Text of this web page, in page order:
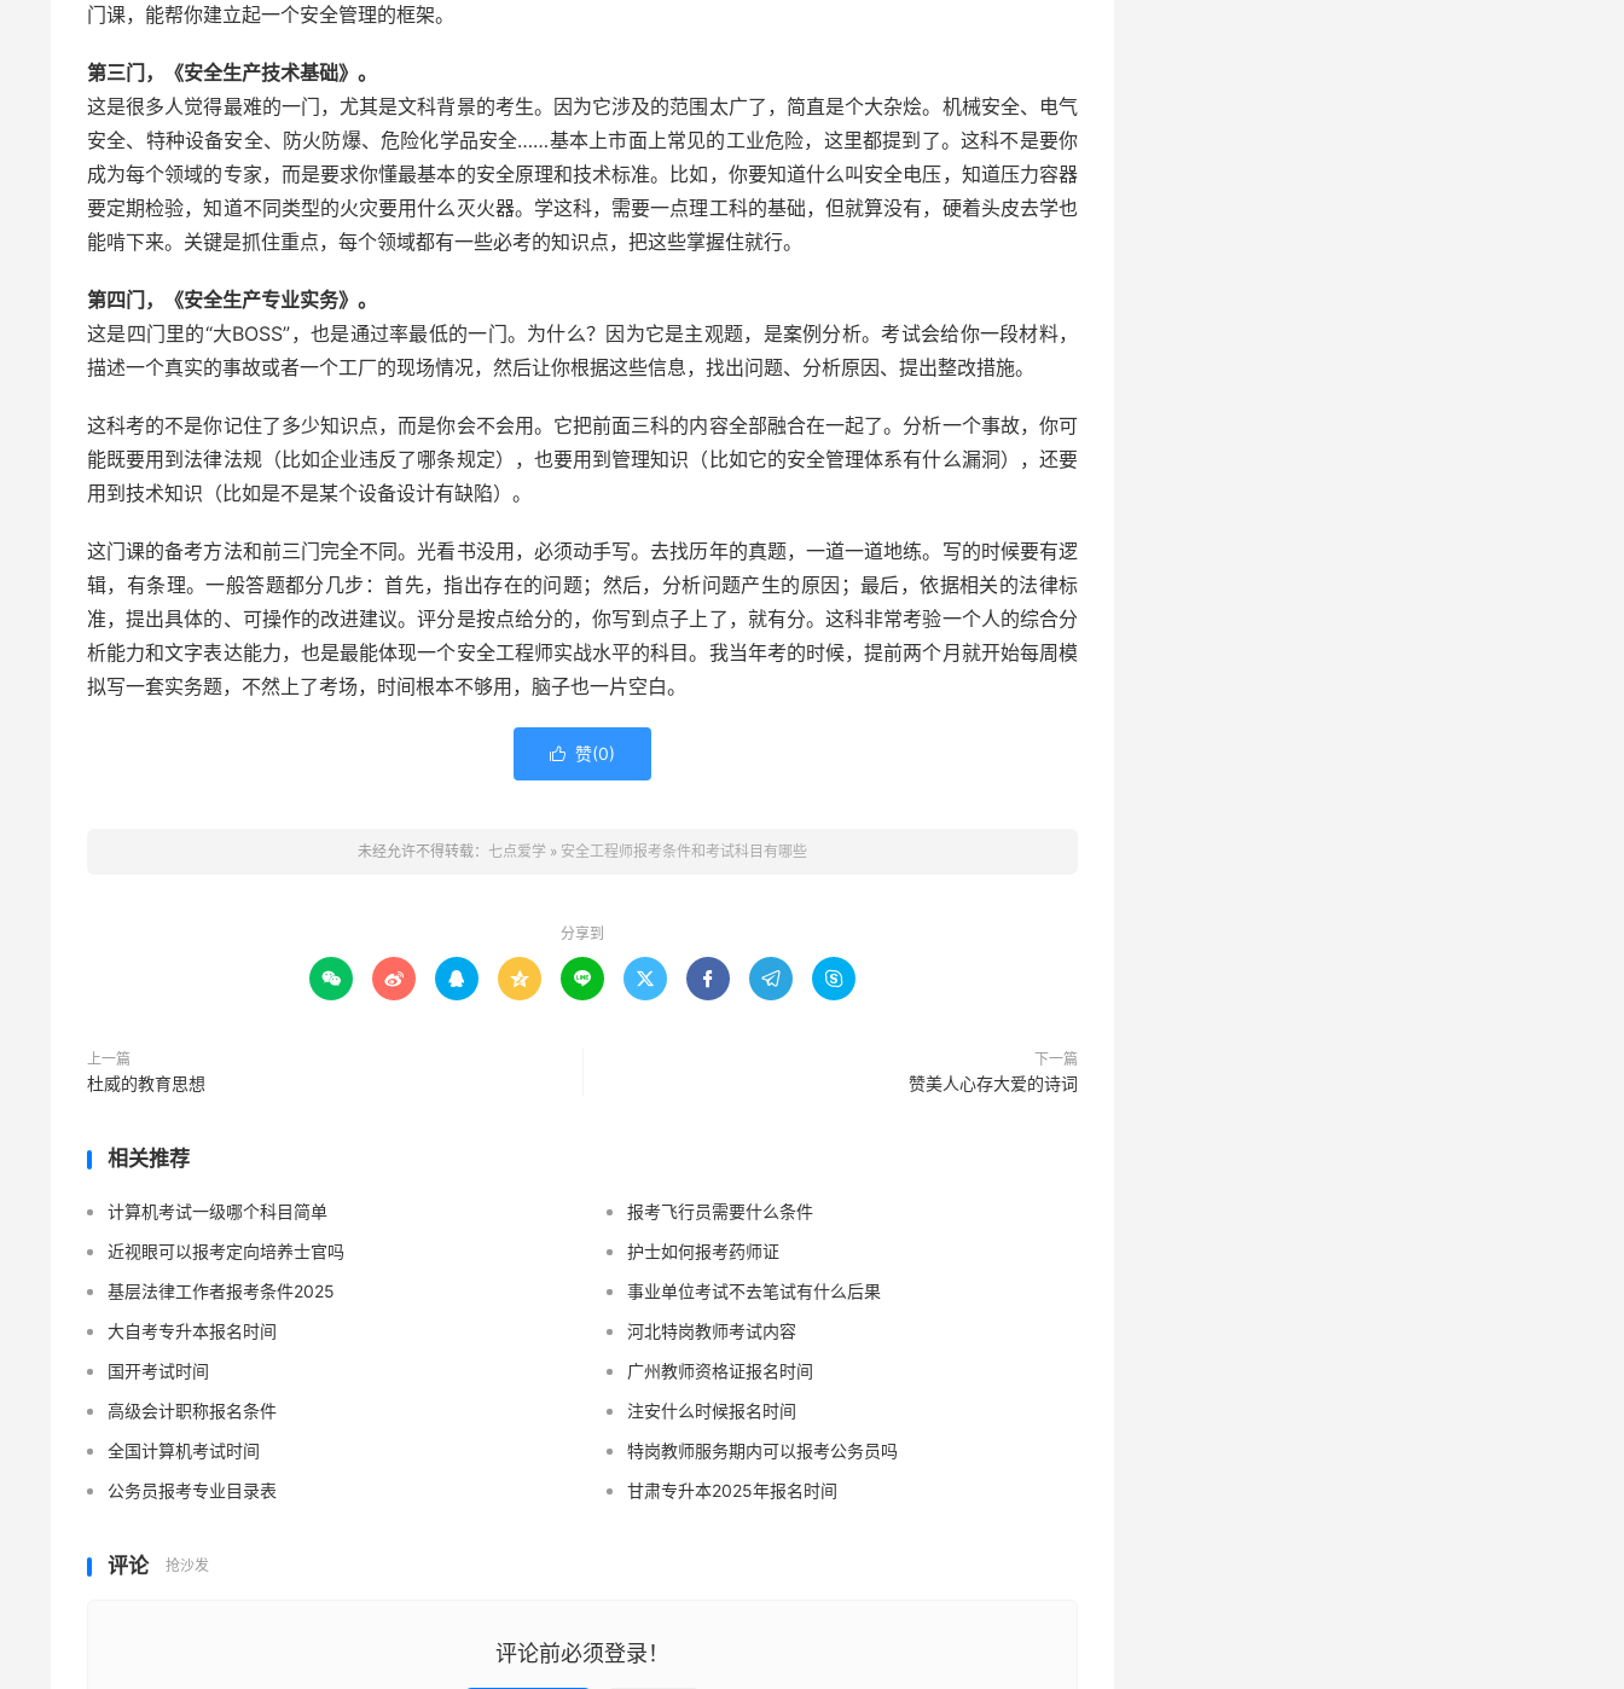
门课，能帮你建立起一个安全管理的框架。
第三门，《安全生产技术基础》。
这是很多人觉得最难的一门，尤其是文科背景的考生。因为它涉及的范围太广了，简直是个大杂烩。机械安全、电气
安全、特种设备安全、防火防爆、危险化学品安全……基本上市面上常见的工业危险，这里都提到了。这科不是要你
成为每个领域的专家，而是要求你懂最基本的安全原理和技术标准。比如，你要知道什么叫安全电压，知道压力容器
要定期检验，知道不同类型的火灾要用什么灭火器。学这科，需要一点理工科的基础，但就算没有，硬着头皮去学也
能啃下来。关键是抓住重点，每个领域都有一些必考的知识点，把这些掌握住就行。
第四门，《安全生产专业实务》。
这是四门里的“大BOSS”，也是通过率最低的一门。为什么？因为它是主观题，是案例分析。考试会给你一段材料，
描述一个真实的事故或者一个工厂的现场情况，然后让你根据这些信息，找出问题、分析原因、提出整改措施。
这科考的不是你记住了多少知识点，而是你会不会用。它把前面三科的内容全部融合在一起了。分析一个事故，你可
能既要用到法律法规（比如企业违反了哪条规定），也要用到管理知识（比如它的安全管理体系有什么漏洞），还要
用到技术知识（比如是不是某个设备设计有缺陷）。
这门课的备考方法和前三门完全不同。光看书没用，必须动手写。去找历年的真题，一道一道地练。写的时候要有逻
辑，有条理。一般答题都分几步：首先，指出存在的问题；然后，分析问题产生的原因；最后，依据相关的法律标
准，提出具体的、可操作的改进建议。评分是按点给分的，你写到点子上了，就有分。这科非常考验一个人的综合分
析能力和文字表达能力，也是最能体现一个安全工程师实战水平的科目。我当年考的时候，提前两个月就开始每周模
拟写一套实务题，不然上了考场，时间根本不够用，脑子也一片空白。
 赞(0)
未经允许不得转载： 七点爱学 » 安全工程师报考条件和考试科目有哪些
分享到
        
上一篇
杜威的教育思想
下一篇
赞美人心存大爱的诗词
相关推荐
计算机考试一级哪个科目简单
报考飞行员需要什么条件
近视眼可以报考定向培养士官吗
护士如何报考药师证
基层法律工作者报考条件2025
事业单位考试不去笔试有什么后果
大自考专升本报名时间
河北特岗教师考试内容
国开考试时间
广州教师资格证报名时间
高级会计职称报名条件
注安什么时候报名时间
全国计算机考试时间
特岗教师服务期内可以报考公务员吗
公务员报考专业目录表
甘肃专升本2025年报名时间
评论 抢沙发
评论前必须登录！